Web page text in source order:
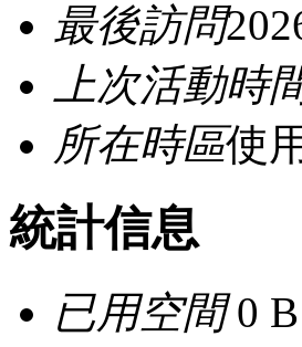
最後訪問
上次活動時
所在時區使
統計信息
已用空間0 B